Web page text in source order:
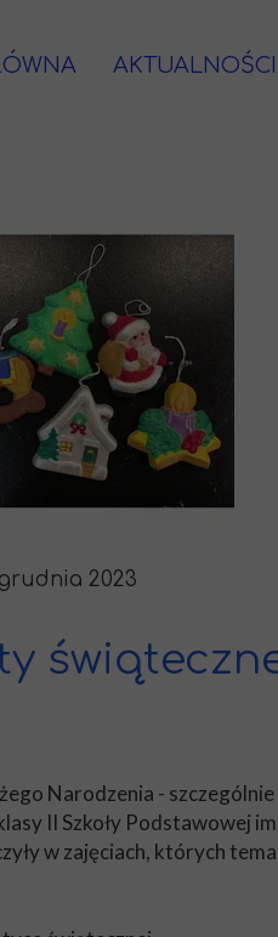
2023
Narodzenia - szczególnie
II Szkoły Podstawowej
w zajęciach, których
AKTUALNOŚCI